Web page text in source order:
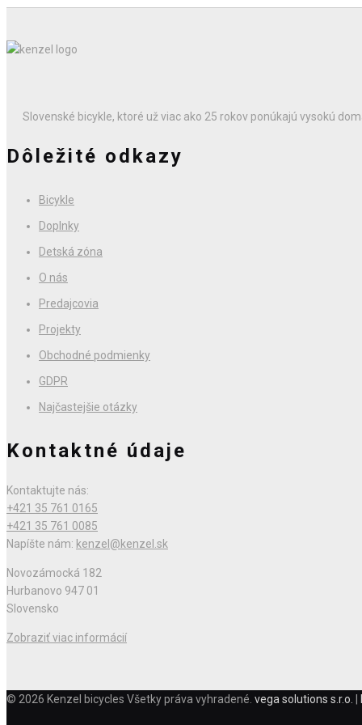
Slovenské bicykle, ktoré už viac ako 25 rokov ponúkajú vysokú
Dôležité odkazy
Bicykle
Doplnky
Detská zóna
O nás
Predajcovia
Projekty
Obchodné podmienky
GDPR
Najčastejšie otázky
Kontaktné údaje
Kontaktujte nás:
+421 35 761 0165
+421 35 761 0085
Napíšte nám: kenzel@kenzel.sk
Novozámocká 182
Hurbanovo 947 01
Slovensko
Zobraziť viac informácií
© 2026 Kenzel bicycles Všetky práva vyhradené. vega solutions s.r.o.